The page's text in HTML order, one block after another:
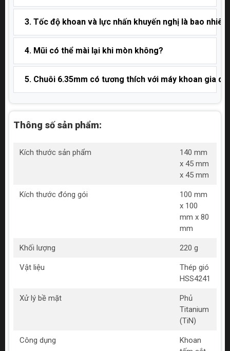
3. Tốc độ khoan và lực nhấn khuyến nghị là bao
4. Mũi có thể mài lại khi mòn không?
5. Chuôi 6.35mm có tương thích với máy khoan gia
Thông số sản phẩm:
Kích thước sản phẩm
140 mm
x 45 mm
x 45 mm
Kích thước đóng gói
100 mm
x 100
mm x 80
mm
Khối lượng 220 g
Vật liệu
Thép gió
HSS4241
Xử lý bề mặt
Phủ
Titanium
(TiN)
Công dụng
Khoan